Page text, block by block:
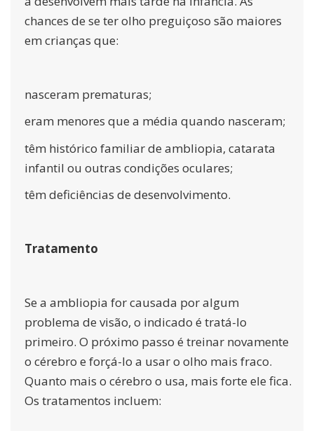
chances de se ter olho preguiçoso são maiores
em crianças que:
nasceram prematuras;
eram menores que a média quando nasceram;
têm histórico familiar de ambliopia, catarata
infantil ou outras condições oculares;
têm deficiências de desenvolvimento.
Tratamento
Se a ambliopia for causada por algum
problema de visão, o indicado é tratá-lo
primeiro. O próximo passo é treinar novamente
o cérebro e forçá-lo a usar o olho mais fraco.
Quanto mais o cérebro o usa, mais forte ele fica.
Os tratamentos incluem: